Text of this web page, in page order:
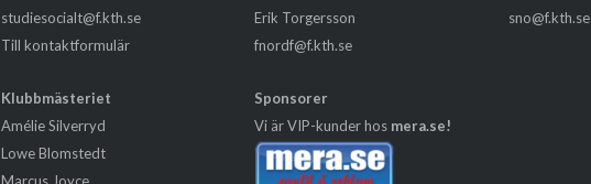
studiesocialt@f.kth.se
Till kontaktformulär
Klubbmästeriet
Amélie Silverryd
Lowe Blomstedt
Erik Torgersson
fnordf@f.kth.se
Sponsorer
Vi är VIP-kunder hos mera.se!
sno@f.kth.se